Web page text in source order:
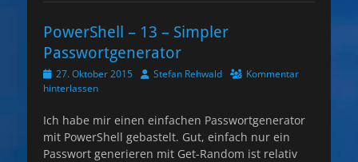
PowerShell – 13 – Simpler
Passwortgenerator
Veröffentlicht
am
27. Oktober 2015 AutorStefan Rehwald
Kommentar
hinterlassen
Ich habe mir einen einfachen Passwortgenerator
mit PowerShell gebastelt. Gut, einfach nur ein
Passwort generieren mit Get-Random ist relativ